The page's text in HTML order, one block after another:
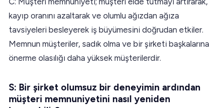
kayıp oranını azaltarak ve olumlu ağızdan ağıza
tavsiyeleri besleyerek iş büyümesini doğrudan etkiler.
Memnun müşteriler, sadık olma ve bir şirketi başkalarına
önerme olasılığı daha yüksek müşterilerdir.
S: Bir şirket olumsuz bir deneyimin ardından
müşteri memnuniyetini nasıl yeniden